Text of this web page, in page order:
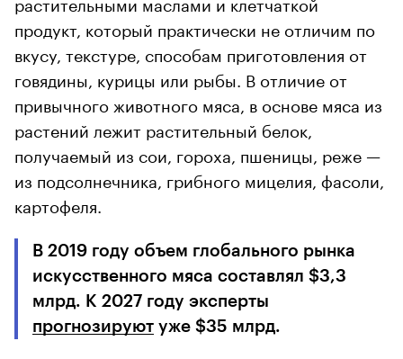
продукт, который практически не отличим по
вкусу, текстуре, способам приготовления от
говядины, курицы или рыбы. В отличие от
привычного животного мяса, в основе мяса из
растений лежит растительный белок,
получаемый из сои, гороха, пшеницы, реже —
из подсолнечника, грибного мицелия, фасоли,
картофеля.
В 2019 году объем глобального рынка
искусственного мяса составлял $3,3
млрд. К 2027 году эксперты
прогнозируют уже $35 млрд.